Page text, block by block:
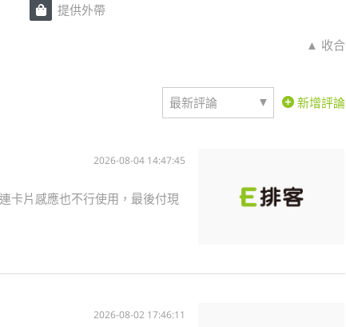
提供外帶
▲ 收合
最新評論 ▼ 新增評論
2026-08-04 14:47:45
卡片感應也不行使用，最後付現
2026-08-02 17:46:11